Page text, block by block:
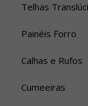
Telhas
Painéis Forro
Calhas e Rufos
Cumeeiras